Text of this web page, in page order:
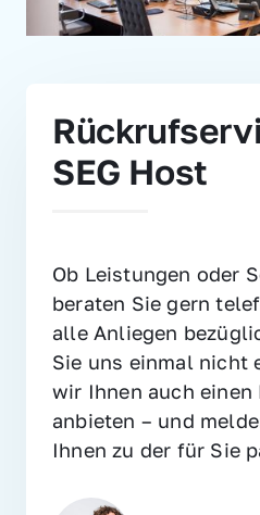
SEG Host
Ob Leistungen oder
beraten Sie gern
alle Anliegen
Sie uns einmal nicht
wir Ihnen auch
anbieten – und
Ihnen zu der für Sie